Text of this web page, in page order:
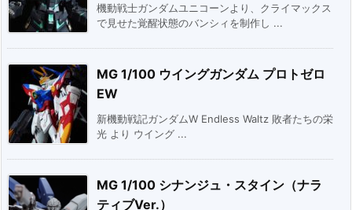
機動戦士ガンダムユニコーンより、クライマックス
で見せた覚醒状態のバンシィを制作し ...
MG 1/100 ウイングガンダム プロトゼロ
EW
新機動戦記ガンダムW Endless Waltz 敗者たちの栄
光 より ウイング ...
MG 1/100 シナンジュ・スタイン（ナラ
ティブVer.）